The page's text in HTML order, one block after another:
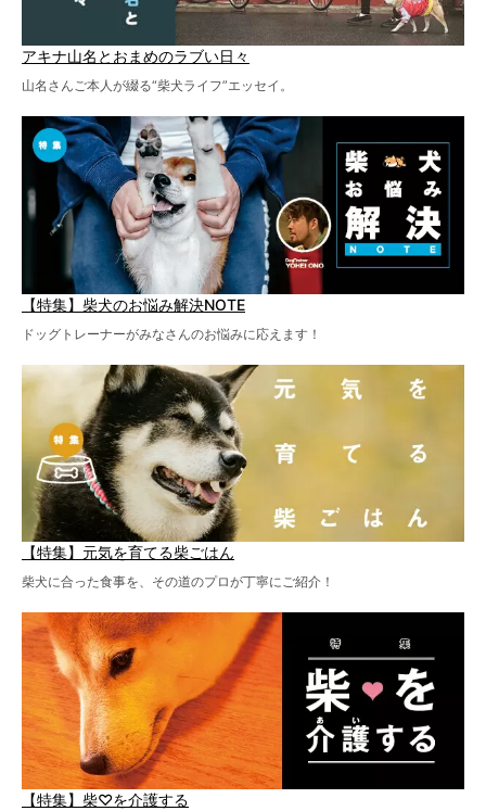
アキナ山名とおまめのラブい日々
山名さんご本人が綴る“柴犬ライフ”エッセイ。
【特集】柴犬のお悩み解決NOTE
ドッグトレーナーがみなさんのお悩みに応えます！
【特集】元気を育てる柴ごはん
柴犬に合った食事を、その道のプロが丁寧にご紹介！
【特集】柴♡を介護する